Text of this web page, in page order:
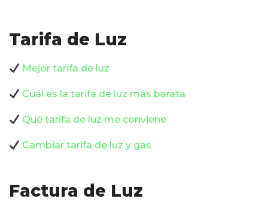
Tarifa de Luz
Mejor tarifa de luz
Cuál es la tarifa de luz más barata
Qué tarifa de luz me conviene
Cambiar tarifa de luz y gas
Factura de Luz